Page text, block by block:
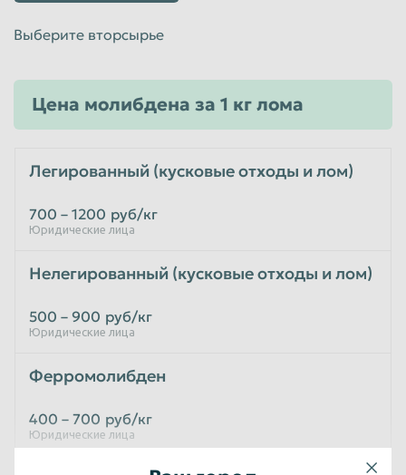
Выберите вторсырье
Цена молибдена за 1 кг лома
Легированный (кусковые отходы и лом)
Юридические лица
700 – 1200 руб/кг
Нелегированный (кусковые отходы и лом)
Юридические лица
500 – 900 руб/кг
Ферромолибден
Юридические лица
400 – 700 руб/кг